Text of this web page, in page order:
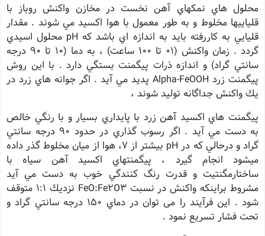
محلول هاي نمكهاي آهن نخست در مخازن واكنش روباز با
قلياييها مخلوط و به طور معمول با هوا اكسيد مي شوند . مقدار
قليايي به كاررفته بايد به اندازه اي باشد كه pH محلول اسيدي
گردد . زمان واكنش (01 تا 100 ساعت) ، به دما (10 تا 90 درجه
سانتي گراد) و اندازه ذرات پيگمنت بستگي دارد . با اين روش
پيگمنت زرد Alpha-FeOOH پديد مي آيد . اگر جوانه هاي زرد در
يك واكنش جداگانه توليد شوند ،
پيگمنت هاي اكسيد آهن زرد با پايداري بسيار و با رنگي خالص
به دست مي آيد . اگر رسوب گذاري در حدود 90 درجه سانتي
گراد و درحالي كه در pH بيشتر از 7، هوا از ميان مخلوط گذر داده
ميشود انجام گيرد ، پيگمنتهاي اكسيد آهن سياه با
ساختارمگنتيت و قدرت رنگ كنندگي خوب به دست مي آيد
مشروط براينكه واكنش در نسبت FeO:Fe2O3 نزديك 1:1 متوقف
شود . اين فرآيند را می توان در دماي 150 درجه سانتي گراد و
تحت فشار تسريع نمود .